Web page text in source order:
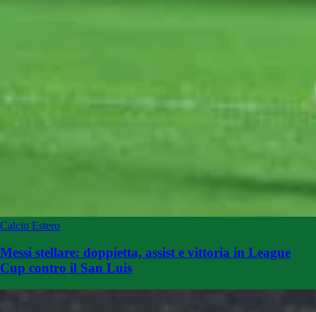
Calcio Estero
Messi stellare: doppietta, assist e vittoria in League
Cup contro il San Luis